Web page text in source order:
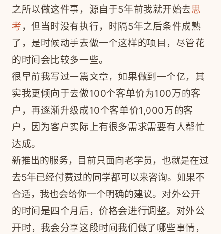
之所以做这件事，源自于5年前我就开始去思
考 ，但当时没有执行，时隔5年之后条件成熟
了，是时候动手去做一个这样的项目，尽管花
的时间会比较多一些。
很早前我写过一篇文章，如果做到一个亿，其
实我更倾向于去做100个客单价为100万的客
户 ，再逐渐升级成10个客单价1,000万的客
户，因为客户实际上有很多需求需要有人帮忙
达成。
新推出的服务，目前只面向老学员，也就是在过
去5年已经付费过的同学都可以来咨询。如果不
合适，我也会给你一个明确的建议。 对外公开
的时间是四个月后，价格会进行调整。对外公
开时，我会分享这段时间我们做了哪些事情，